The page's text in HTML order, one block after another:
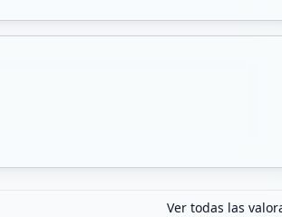
Ver todas las